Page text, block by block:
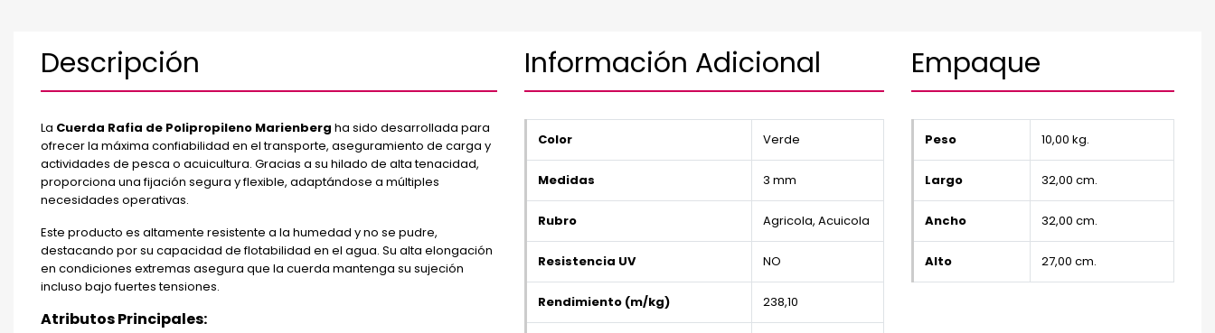
Descripción
La Cuerda Rafia de Polipropileno Marienberg ha sido desarrollada para
ofrecer la máxima confiabilidad en el transporte, aseguramiento de carga y
actividades de pesca o acuicultura. Gracias a su hilado de alta tenacidad,
proporciona una fijación segura y flexible, adaptándose a múltiples
necesidades operativas.
Este producto es altamente resistente a la humedad y no se pudre,
destacando por su capacidad de flotabilidad en el agua. Su alta elongación
en condiciones extremas asegura que la cuerda mantenga su sujeción
incluso bajo fuertes tensiones.
Atributos Principales:
Información Adicional
Color Verde
Medidas 3 mm
Rubro Agricola, Acuicola
Resistencia UV NO
Rendimiento (m/kg) 238,10
Empaque
Peso 10,00 kg.
Largo 32,00 cm.
Ancho 32,00 cm.
Alto 27,00 cm.